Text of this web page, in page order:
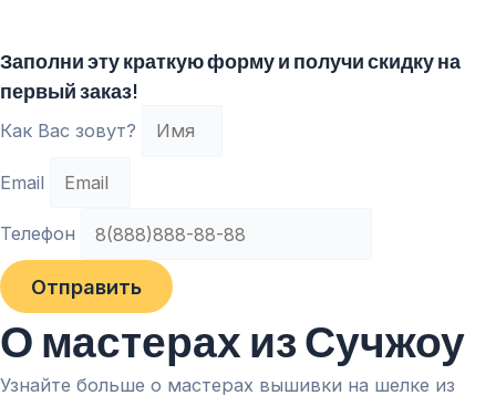
Заполни эту краткую форму и получи скидку на
первый заказ!
Как Вас зовут?
Email
Телефон
Отправить
О мастерах из Сучжоу
Узнайте больше о мастерах вышивки на шелке из